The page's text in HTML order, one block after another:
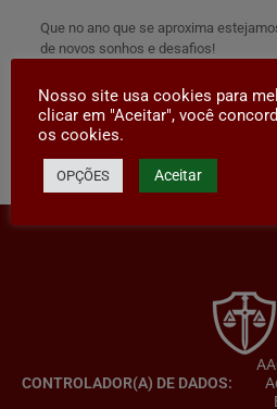
Que no ano que se aproxima
de novos sonhos e desafios!
Feliz natal e um próspero ano novo a
Compartilhar
CONTROLADOR(A) DE DADOS:
Nosso site usa cookies para
clicar em "Aceitar", você
os cookies.
OPÇÕES Aceitar